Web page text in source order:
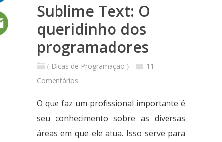
Sublime Text: O
queridinho dos
programadores
{ Dicas de Programação }
11
Comentários
O que faz um profissional importante é
seu conhecimento sobre as diversas
áreas em que ele atua. Isso serve para